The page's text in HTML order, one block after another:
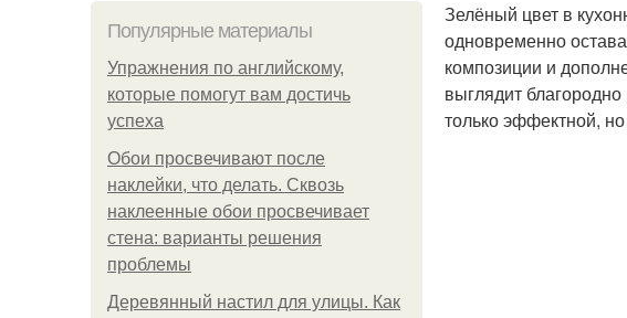
Популярные материалы
Упражнения по английскому,
которые помогут вам достичь
успеха
Обои просвечивают после
наклейки, что делать. Сквозь
наклеенные обои просвечивает
стена: варианты решения
проблемы
Деревянный настил для улицы. Как
Зелёный цвет в
одновременно
композиции и
выглядит
только эффектной,